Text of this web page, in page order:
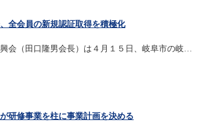
全会員の新規認証取得を積極化
会（田口隆男会長）は４月１５日、岐阜市の岐…
研修事業を柱に事業計画を決める